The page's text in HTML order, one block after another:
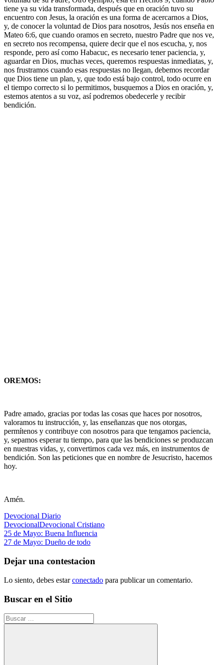
tiene ya su vida transformada, después que en oración tuvo su
encuentro con Jesus, la oración es una forma de acercarnos a Dios,
y, de conocer la voluntad de Dios para nosotros, Jesús nos enseña en
Mateo 6:6, que cuando oramos en secreto, nuestro Padre que nos ve,
en secreto nos recompensa, quiere decir que el nos escucha, y, nos
responde, pero así como Habacuc, es necesario tener paciencia, y,
aguardar en Dios, muchas veces, queremos respuestas inmediatas, y,
nos frustramos cuando esas respuestas no llegan, debemos recordar
que Dios tiene un plan, y, que todo está bajo control, todo ocurre en
el tiempo correcto si lo permitimos, busquemos a Dios en oración, y,
estemos atentos a su voz, así podremos obedecerle y recibir
bendición.
OREMOS:
Padre amado, gracias por todas las cosas que haces por nosotros,
valoramos tu instrucción, y, las enseñanzas que nos otorgas,
permítenos y contribuye con nosotros para que tengamos paciencia,
y, sepamos esperar tu tiempo, para que las bendiciones se produzcan
en nuestras vidas, y, convertirnos cada vez más, en instrumentos de
bendición. Son las peticiones que en nombre de Jesucristo, hacemos
hoy.
Amén.
Devocional Diario
DevocionalDevocional Cristiano
Navegación
de
entradas
Entrada
anterior:
25 de Mayo: Buena Influencia
Siguiente
27 de Mayo: Dueño de todo
Dejar una contestacion
Lo siento, debes estarconectado para publicar un comentario.
Buscar en el Sitio
Buscar: